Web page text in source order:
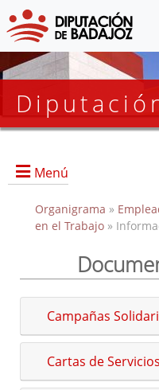
Menú
Portada
Organigrama »
en el Trabajo»
Campañas
Cartas de Servicios